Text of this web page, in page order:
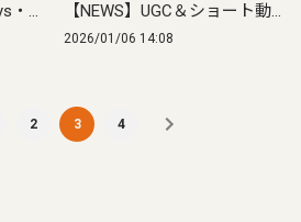
【NEWS】Shake My Days・山下圭志・籾井優里奈の楽曲が各種ショート動画で拡散 【NEWS】UGC＆ショート動画再生数が大幅拡大！TIME FOR LOVEが100万回突破〜各アーティストの楽曲がSNSで拡散中
2026/01/06 14:08
2 3 4